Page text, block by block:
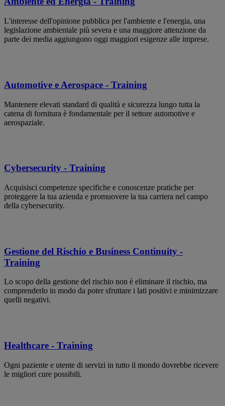
L'interesse dell'opinione pubblica per l'ambiente e l'energia, una
legislazione ambientale più severa e una maggiore attenzione da
parte dei media aggiungono oggi maggiori esigenze alle imprese.
Automotive e Aerospace - Training
Mantenere elevati standard di qualità e sicurezza lungo tutta la
catena di fornitura è fondamentale per il settore automotive e
aerospaziale.
Cybersecurity - Training
Acquisisci competenze specifiche e conoscenze pratiche per
proteggere la tua azienda e promuovere la tua carriera nel campo
della cybersecurity.
Gestione del Rischio e Business Continuity -
Training
Lo scopo della gestione del rischio non è eliminare il rischio, ma
comprenderlo in modo da poter sfruttare i lati positivi e minimizzare
quelli negativi.
Healthcare - Training
Ogni paziente e utente di servizi in tutto il mondo dovrebbe ricevere
le migliori cure possibili.